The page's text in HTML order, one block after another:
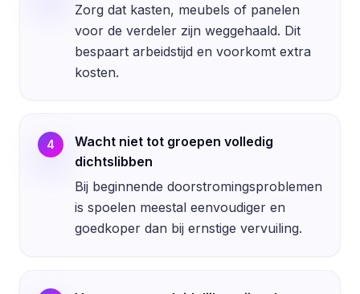
Zorg dat kasten, meubels of panelen
voor de verdeler zijn weggehaald. Dit
bespaart arbeidstijd en voorkomt extra
kosten.
4
Wacht niet tot groepen volledig
dichtslibben
Bij beginnende doorstromingsproblemen
is spoelen meestal eenvoudiger en
goedkoper dan bij ernstige vervuiling.